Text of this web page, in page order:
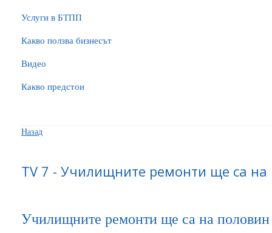
Услуги в БТПП
Какво ползва бизнесът
Видео
Какво предстои
Назад
TV 7 - Училищните ремонти ще са
Училищните ремонти ще са на половин